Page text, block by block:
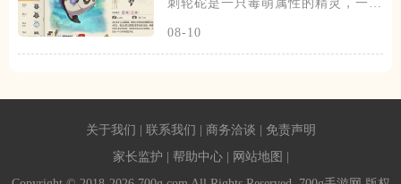
刺轮砣是一只毒萌属性的精灵，一共
08-10
关于我们 联系我们 商务洽谈
免责声明
家长监护
帮助中心 网站地图